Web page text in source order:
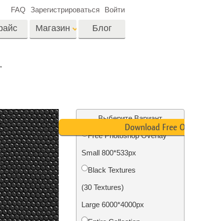
Недвижимости
Реставрация
фотографий
Магазин
Видео Оверлейсы
Блог
FAQ Зарегистрироваться Войти
Выберите Вариант
Free Photoshop Overlay
Small 800*533px
Black Textures
(30 Textures)
Large 6000*4000px
Download Free Overlay